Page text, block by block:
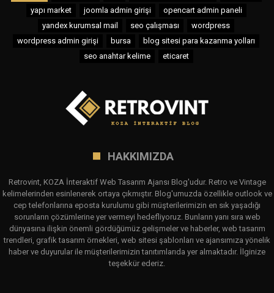
yapı market
joomla admin girişi
opencart admin paneli
yandex kurumsal mail
seo çalışması
wordpress
wordpress admin girişi
bursa
blog sitesi para kazanma yolları
seo anahtar kelime
eticaret
HAKKIMIZDA
Retrovint, KOZA İnteraktif Web Tasarım Ajansı Blog'udur. Retro ve Vintage
kelimelerinden esinlenerek ortaya çıkmıştır. Blog'umuzda özellikle outlook ve
cep telefonlarına eposta kurulumu gibi müşterilerimizin en sık yaşadığı
sorunların çözümlerine yer vermeyi hedefliyoruz. Bunların yanı sıra web
dünyasına ilişkin önemli gördüğümüz gelişmeler ve haberler, web tasarım
trendleri, grafik tasarım örnekleri, web sitesi şablonları ve ajansımıza yönelik
haber ve duyurular ile müşterilerimizin tanıtımlarıda yer almaktadır. İlginize
teşekkür ederiz.